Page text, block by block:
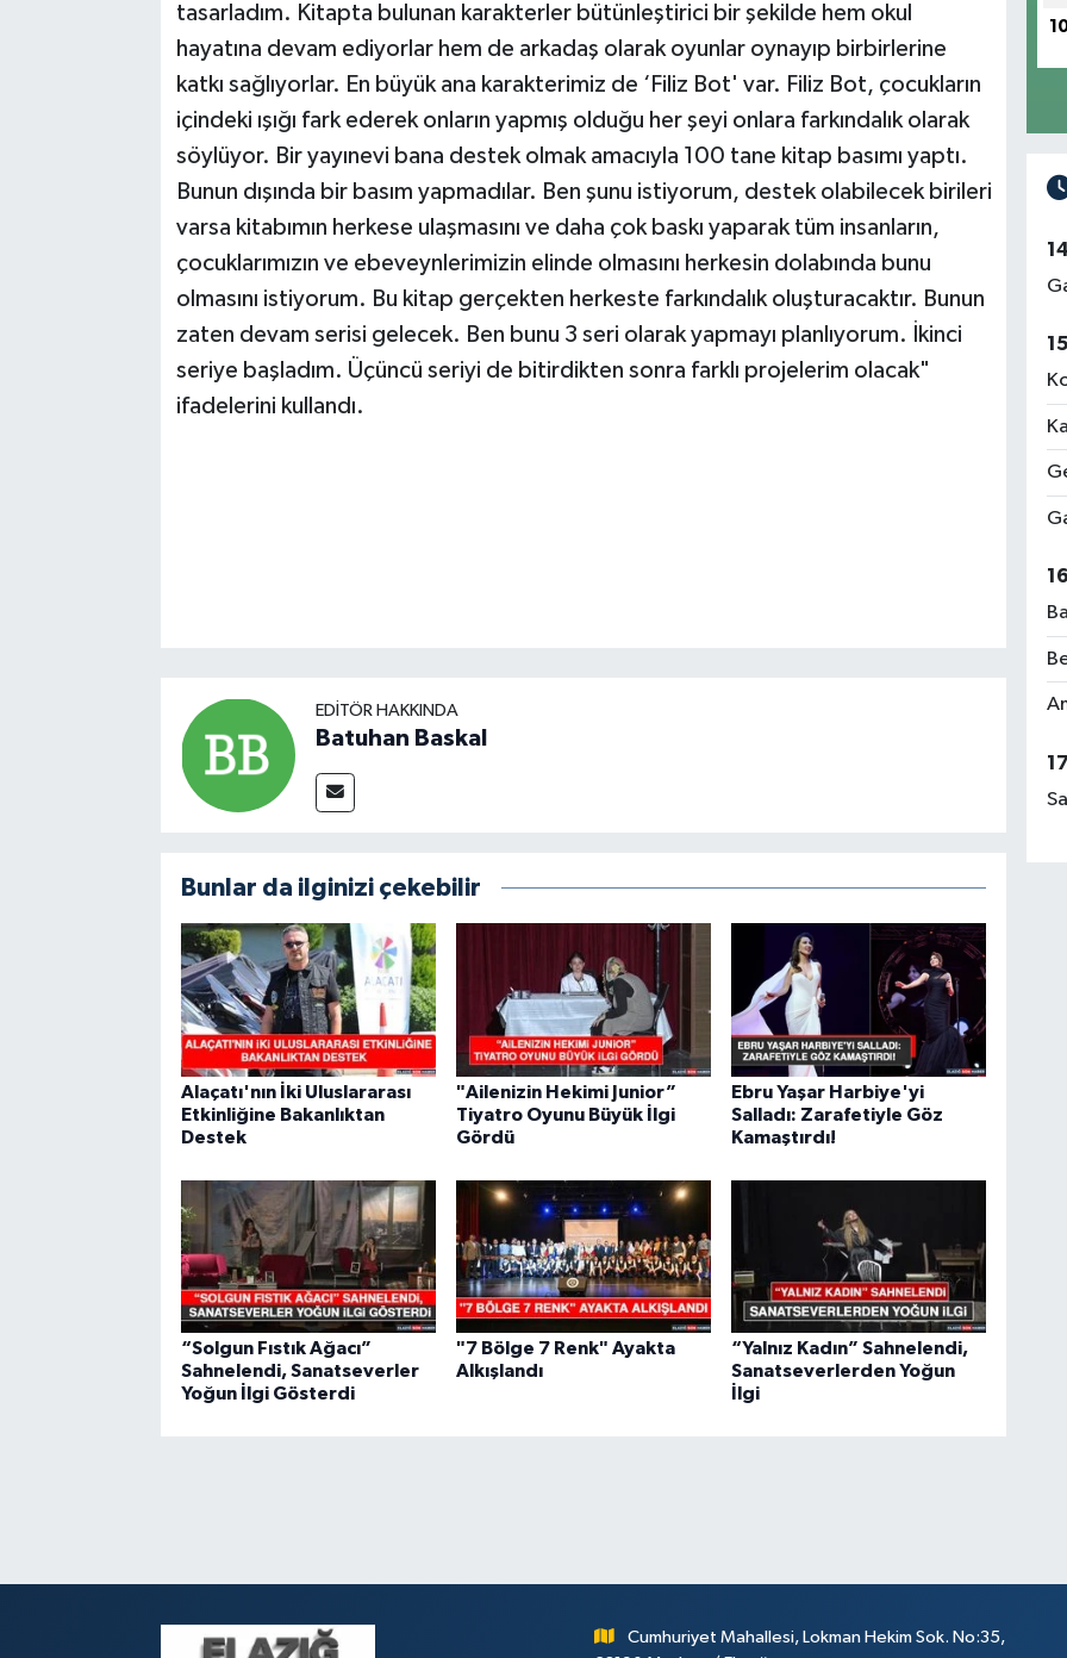
tasarladım. Kitapta bulunan karakterler bütünleştirici bir şekilde hem okul
hayatına devam ediyorlar hem de arkadaş olarak oyunlar oynayıp birbirlerine
katkı sağlıyorlar. En büyük ana karakterimiz de ‘Filiz Bot' var. Filiz Bot, çocukların
içindeki ışığı fark ederek onların yapmış olduğu her şeyi onlara farkındalık olarak
söylüyor. Bir yayınevi bana destek olmak amacıyla 100 tane kitap basımı yaptı.
Bunun dışında bir basım yapmadılar. Ben şunu istiyorum, destek olabilecek birileri
varsa kitabımın herkese ulaşmasını ve daha çok baskı yaparak tüm insanların,
çocuklarımızın ve ebeveynlerimizin elinde olmasını herkesin dolabında bunu
olmasını istiyorum. Bu kitap gerçekten herkeste farkındalık oluşturacaktır. Bunun
zaten devam serisi gelecek. Ben bunu 3 seri olarak yapmayı planlıyorum. İkinci
seriye başladım. Üçüncü seriyi de bitirdikten sonra farklı projelerim olacak"
ifadelerini kullandı.
EDITÖR HAKKINDA
Batuhan Baskal
Bunlar da ilginizi çekebilir
Alaçatı'nın İki Uluslararası
Etkinliğine Bakanlıktan
Destek
"Ailenizin Hekimi Junior”
Tiyatro Oyunu Büyük İlgi
Gördü
Ebru Yaşar Harbiye'yi
Salladı: Zarafetiyle Göz
Kamaştırdı!
“Solgun Fıstık Ağacı”
Sahnelendi, Sanatseverler
Yoğun İlgi Gösterdi
"7 Bölge 7 Renk" Ayakta
Alkışlandı
“Yalnız Kadın” Sahnelendi,
Sanatseverlerden Yoğun
İlgi
Cumhuriyet Mahallesi, Lokman Hekim Sok. No:35,